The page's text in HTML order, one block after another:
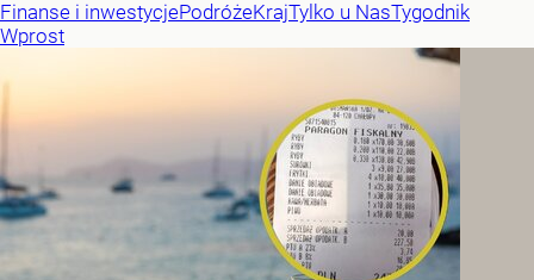
Finanse i inwestycjePodróżeKrajTylko u NasTygodnik
Wprost